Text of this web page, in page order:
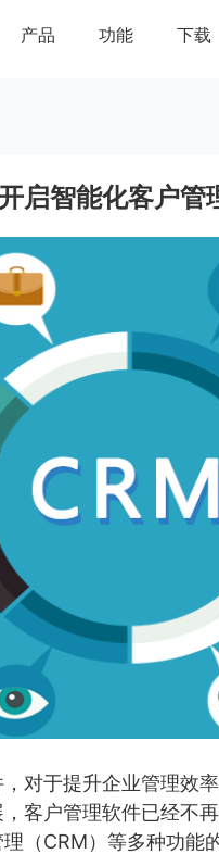
产品 功能 下载
启智能化客户管
对于提升企业管理效
客户管理软件已经不
（CRM）等多种功能